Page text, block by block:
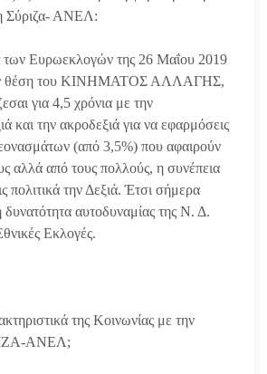
Σύριζα- ΑΝΕΛ:
των Ευρωεκλογών της 26 Μαΐου 2019
θέση του ΚΙΝΗΜΑΤΟΣ ΑΛΛΑΓΗΣ,
για 4,5 χρόνια με την
και την ακροδεξιά για να εφαρμόσεις
(από 3,5%) που αφαιρούν
αλλά από τους πολλούς, η συνέπεια
πολιτικά την Δεξιά. Έτσι σήμερα
δυνατότητα αυτοδυναμίας της Ν. Δ.
Εκλογές.
της Κοινωνίας με την
ΑΝΕΛ;